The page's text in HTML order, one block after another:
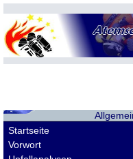
Startseite
Vorwort